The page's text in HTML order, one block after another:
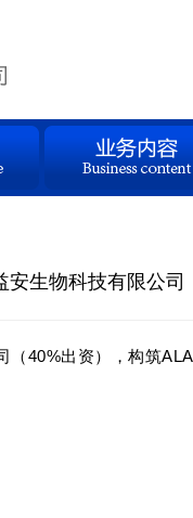
安生物科技有限公
（40%出资），构筑